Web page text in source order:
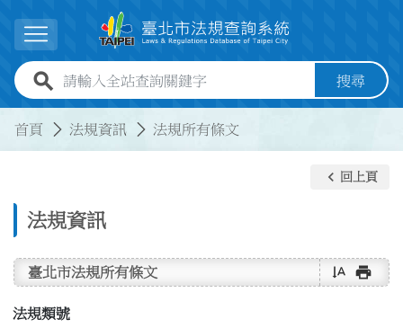
展開選單
全站查詢關鍵字欄位 搜尋
首頁 法規資訊 法規所有條文
法規資訊
keyboard_arrow_left 回上頁
臺北市法規所有條文 text_rotate_vertical print
法規類號